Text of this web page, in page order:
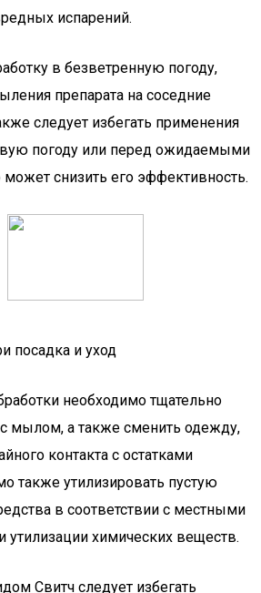
испарений.
в безветренную погоду,
препарата на соседние
следует избегать применения
погоду или перед ожидаемыми
может снизить его эффективность.
посадка и уход
необходимо тщательно
мылом, а также сменить одежду,
контакта с остатками
также утилизировать пустую
в соответствии с местными
химических веществ.
Свитч следует избегать